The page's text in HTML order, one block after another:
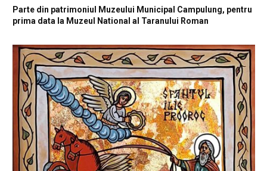
Parte din patrimoniul Muzeului Municipal Campulung, pentru
prima data la Muzeul National al Taranului Roman